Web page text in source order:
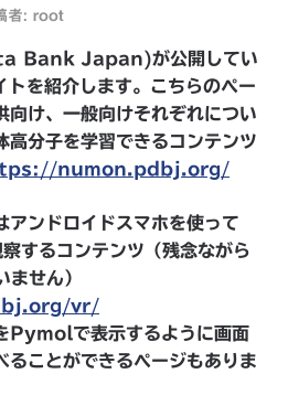
者: root
Bank Japan)が公開してい
を紹介します。こちらのペー
向け、一般向けそれぞれについ
高分子を学習できるコンテンツ
numon.pdbj.org/
アンドロイドスマホを使って
するコンテンツ（残念ながら
せん）
vr/
Pymolで表示するように画面
ることができるページもありま